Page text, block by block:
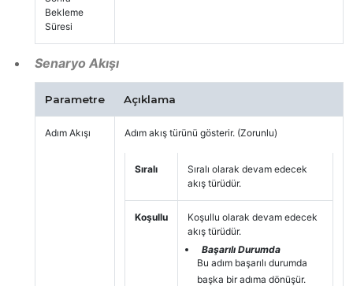
Bekleme
Süresi
Senaryo Akışı
Parametre Açıklama
Adım Akışı Adım akış türünü gösterir. (Zorunlu)
Sıralı
Sıralı olarak devam edecek
akış türüdür.
Koşullu
Koşullu olarak devam edecek
akış türüdür.
Başarılı Durumda
Bu adım başarılı durumda
başka bir adıma dönüşür.